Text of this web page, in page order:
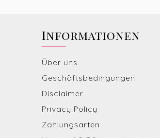
Informationen
Über uns
Geschäftsbedingungen
Disclaimer
Privacy Policy
Zahlungsarten